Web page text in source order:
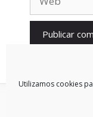
Utilizamos cookies